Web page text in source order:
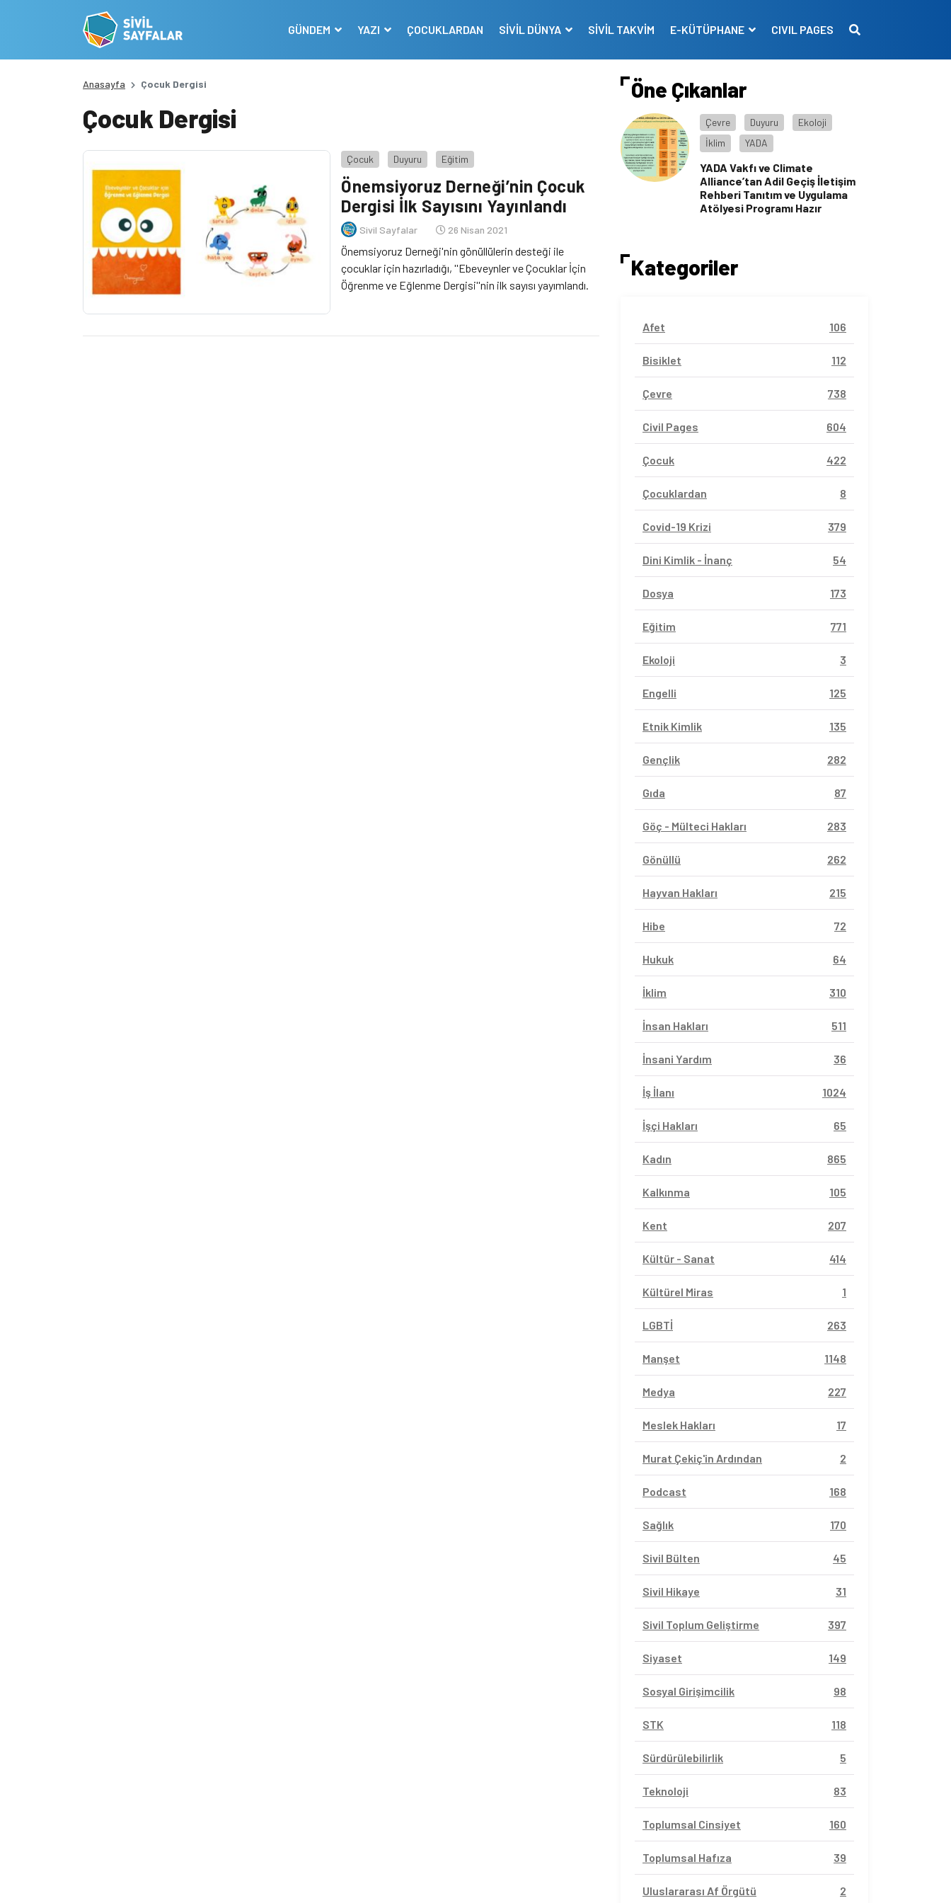
GÜNDEM YAZI ÇOCUKLARDAN SİVİL DÜNYA SİVİL TAKVİM E-KÜTÜPHANE CIVIL PAGES
Anasayfa Çocuk Dergisi
Çocuk Dergisi
Çocuk Duyuru Eğitim
Önemsiyoruz Derneği’nin Çocuk
Dergisi İlk Sayısını Yayınlandı
Sivil Sayfalar 26 Nisan 2021
Önemsiyoruz Derneği'nin gönüllülerin desteği ile
çocuklar için hazırladığı, ''Ebeveynler ve Çocuklar İçin
Öğrenme ve Eğlenme Dergisi''nin ilk sayısı yayımlandı.
Öne Çıkanlar
Çevre Duyuru
Ekoloji
İklim
YADA
YADA Vakfı ve Climate
Alliance’tan Adil Geçiş İletişim
Rehberi Tanıtım ve Uygulama
Atölyesi Programı Hazır
Kategoriler
Afet 106
Bisiklet 112
Çevre 738
Civil Pages 604
Çocuk 422
Çocuklardan 8
Covid-19 Krizi 379
Dini Kimlik - İnanç 54
Dosya 173
Eğitim 771
Ekoloji 3
Engelli 125
Etnik Kimlik 135
Gençlik 282
Gıda 87
Göç - Mülteci Hakları 283
Gönüllü 262
Hayvan Hakları 215
Hibe 72
Hukuk 64
İklim 310
İnsan Hakları 511
İnsani Yardım 36
İş İlanı 1024
İşçi Hakları 65
Kadın 865
Kalkınma 105
Kent 207
Kültür - Sanat 414
Kültürel Miras 1
LGBTİ 263
Manşet 1148
Medya 227
Meslek Hakları 17
Murat Çekiç'in Ardından 2
Podcast 168
Sağlık 170
Sivil Bülten 45
Sivil Hikaye 31
Sivil Toplum Geliştirme 397
Siyaset 149
Sosyal Girişimcilik 98
STK 118
Sürdürülebilirlik 5
Teknoloji 83
Toplumsal Cinsiyet 160
Toplumsal Hafıza 39
Uluslararası Af Örgütü 2